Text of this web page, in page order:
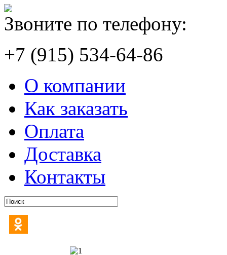
Звоните по телефону:
+7 (915) 534-64-86
О компании
Как заказать
Оплата
Доставка
Контакты